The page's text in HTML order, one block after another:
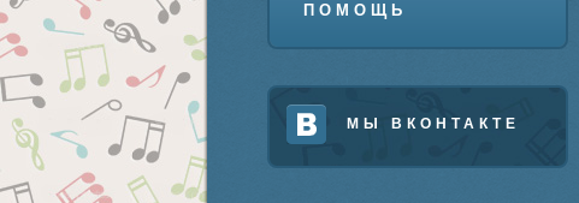
ПОМОЩЬ
МЫ ВКОНТАКТЕ